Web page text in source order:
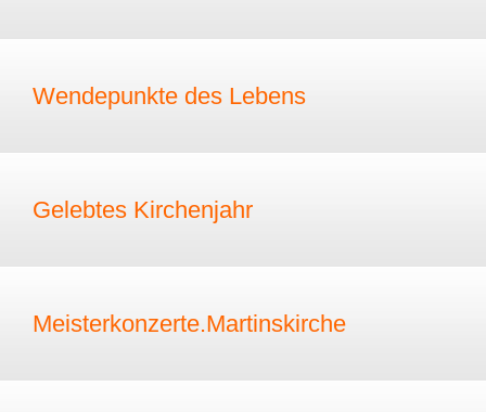
Wendepunkte des Lebens
Gelebtes Kirchenjahr
Meisterkonzerte.Martinskirche